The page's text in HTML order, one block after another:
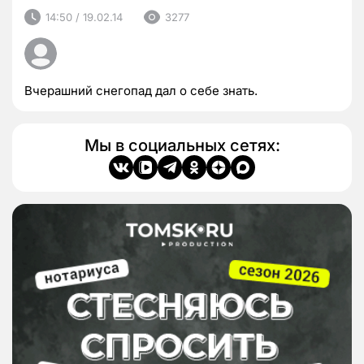
14:50 / 19.02.14 3277
Вчерашний снегопад дал о себе знать.
Мы в социальных сетях: